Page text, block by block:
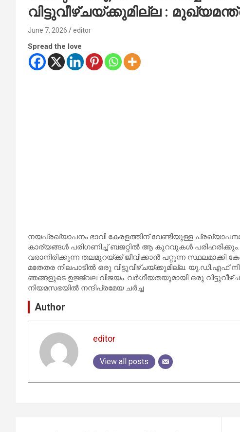
വിട്ടുവീഴ്ചയ്ക്കുമില്ല :
June 7, 2026 editor
Spread the love
നയപ്രഖ്യാപനം ഭാവി കേരളത്തിന് വേണ്ടിയുള്ള
കാര്യങ്ങള്‍ പരിഗണിച്ച് ബജറ്റില്‍ ആ കുറവുകള്‍ പരിഹരിക്കും.
വരാനിരിക്കുന്ന തലമുറയ്ക്ക് ജീവിക്കാന്‍ പറ്റുന്ന സ്ഥലമാക്കി
മതേതര നിലപാടില്‍ ഒരു വിട്ടുവീഴ്ചയ്ക്കുമില്ല. യു.ഡി.എഫ്
ഞങ്ങളുടെ ഉജ്ജ്വല വിജയം. വര്‍ഗീയതയുമായി ഒരു
നിയമസഭയിൽ നന്ദിപ്രമേയ ചർച്ച
Author
editor
View all posts